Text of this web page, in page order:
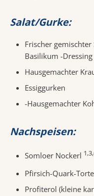
Salat/Gurke:
Frischer
Basilikum -Dressing
Hausgemachter
Essiggurken
-Hausgemachter
Nachspeisen:
Somloer Nockerl
Pfirsich-Quark-
Profiterol (kleine